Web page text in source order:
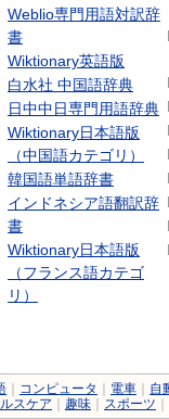
Weblio専門用語対訳辞
書
Wiktionary英語版
白水社 中国語辞典
日中中日専門用語辞典
Wiktionary日本語版
（中国語カテゴリ）
韓国語単語辞書
インドネシア語翻訳辞
書
Wiktionary日本語版
（フランス語カテゴ
リ）
コンピュータ 電車 自
スケア 趣味 スポーツ